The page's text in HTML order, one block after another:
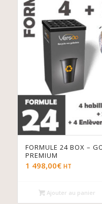
FORMULE 24 BOX –
PREMIUM
1 498,00€ HT
Ajouter au panier